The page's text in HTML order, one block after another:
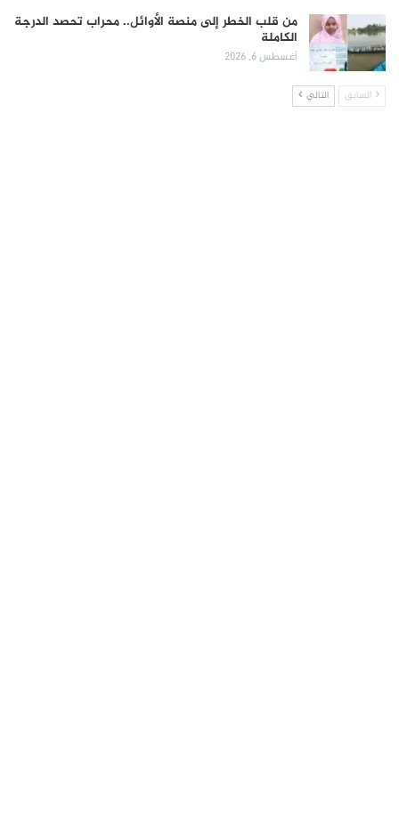
من قلب الخطر إلى منصة الأوائل.. محراب تحصد الدرجة
الكاملة
أغسطس 6, 2026
السابق التالي